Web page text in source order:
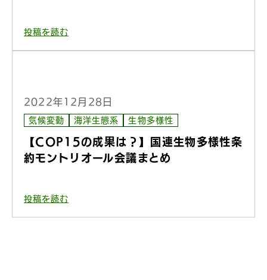
投稿を読む
2022年12月28日
気候変動 海洋生態系 生物多様性
【COP15の成果は？】国連生物多様性条
約モントリオール会議まとめ
投稿を読む